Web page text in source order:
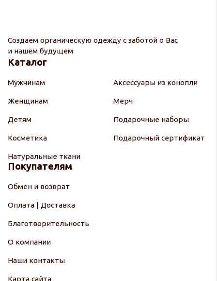
Создаем органическую одежду с заботой о Вас
и нашем будущем
Каталог
Мужчинам
Женщинам
Детям
Косметика
Натуральные ткани
Аксессуары из конопли
Мерч
Подарочные наборы
Подарочный сертификат
Покупателям
Обмен и возврат
Оплата | Доставка
Благотворительность
О компании
Наши контакты
Карта сайта